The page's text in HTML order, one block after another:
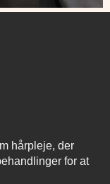
hårpleje, der
for at